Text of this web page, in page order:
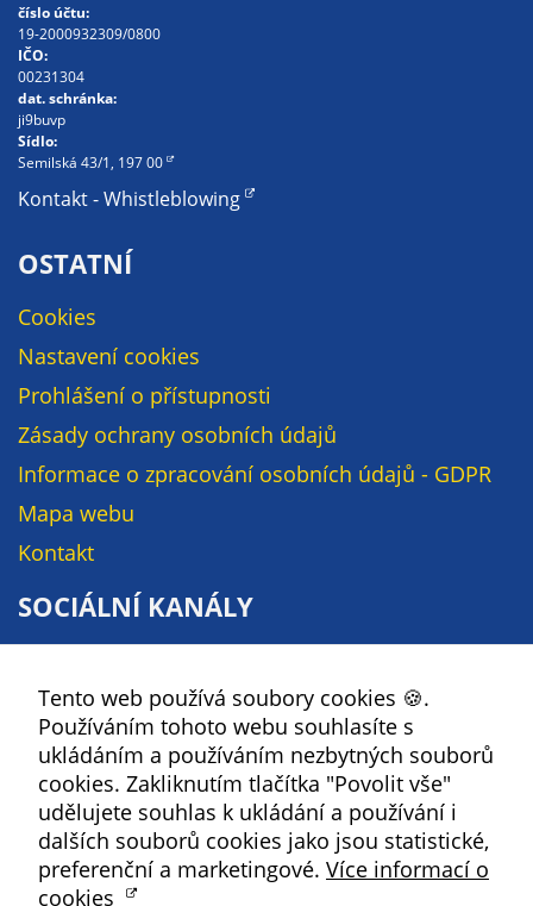
číslo účtu:
19-2000932309/0800
IČO:
00231304
dat. schránka:
ji9buvp
Sídlo:
Semilská 43/1, 197 00
Kontakt - Whistleblowing
OSTATNÍ
Cookies
Nastavení cookies
Prohlášení o přístupnosti
Zásady ochrany osobních údajů
Informace o zpracování osobních údajů - GDPR
Mapa webu
Kontakt
SOCIÁLNÍ KANÁLY
YouTube
Instagram
RSS
Kbely
Tento web používá soubory cookies 🍪.
Používáním tohoto webu souhlasíte s
ukládáním a používáním nezbytných souborů
cookies. Zakliknutím tlačítka "Povolit vše"
udělujete souhlas k ukládání a používání i
dalších souborů cookies jako jsou statistické,
preferenční a marketingové. Více informací o
cookies
abychom
přizpůsobili naše
cookies
Reklamní cookies
používáme my
nebo naši partneři,
abychom Vám
mohli zobrazit
vhodné obsahy